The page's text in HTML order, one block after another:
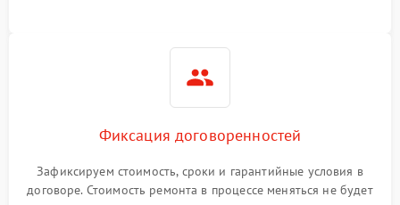
Фиксация договоренностей
Зафиксируем стоимость, сроки и гарантийные условия в
договоре. Стоимость ремонта в процессе меняться не будет